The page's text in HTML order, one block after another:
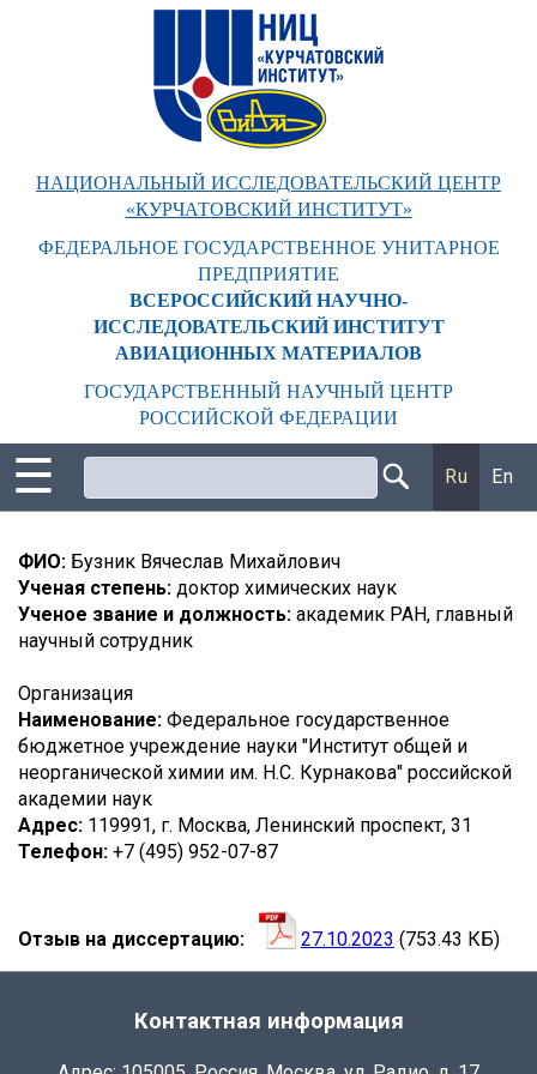
НАЦИОНАЛЬНЫЙ ИССЛЕДОВАТЕЛЬСКИЙ ЦЕНТР
«КУРЧАТОВСКИЙ ИНСТИТУТ»
ФЕДЕРАЛЬНОЕ ГОСУДАРСТВЕННОЕ УНИТАРНОЕ
ПРЕДПРИЯТИЕ
ВСЕРОССИЙСКИЙ НАУЧНО-
ИССЛЕДОВАТЕЛЬСКИЙ ИНСТИТУТ
АВИАЦИОННЫХ МАТЕРИАЛОВ
ГОСУДАРСТВЕННЫЙ НАУЧНЫЙ ЦЕНТР
РОССИЙСКОЙ ФЕДЕРАЦИИ
☰ Ru En
БЕСПАЛОВ
АЛЕКСАНДР
СЕРГЕЕВИЧ
ФИО: Бузник Вячеслав Михайлович
Ученая степень: доктор химических наук
Ученое звание и должность: академик РАН, главный
научный сотрудник
Организация
Наименование: Федеральное государственное
бюджетное учреждение науки "Институт общей и
неорганической химии им. Н.С. Курнакова" российской
академии наук
Адрес: 119991, г. Москва, Ленинский проспект, 31
Телефон: +7 (495) 952-07-87
Отзыв на диссертацию 27.10.2023 (753.43 КБ)
Контактная информация